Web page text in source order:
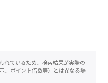
れているため、検索結果が実際の
、ポイント倍数等）とは異なる場